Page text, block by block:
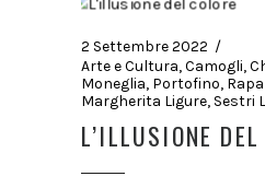
2 Settembre 2022
Arte e Cultura,Camogli,
Moneglia, Portofino,
Margherita Ligure, Sestri
L’ILLUSIONE DEL